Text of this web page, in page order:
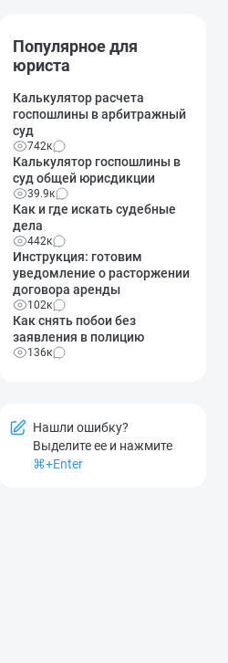
Популярное для
юриста
Калькулятор расчета
госпошлины в арбитражный
суд
742к
Калькулятор госпошлины в
суд общей юрисдикции
39.9к
Как и где искать судебные
дела
442к
Инструкция: готовим
уведомление о расторжении
договора аренды
102к
Как снять побои без
заявления в полицию
136к
Нашли ошибку?
Выделите ее и нажмите
⌘+Enter